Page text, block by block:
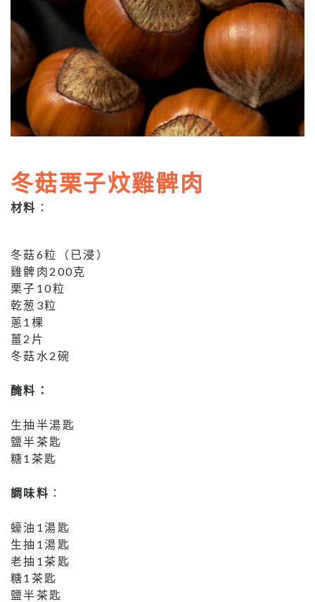
冬菇栗子炆雞髀肉
材料 ：
冬菇6粒（已浸）
雞髀肉200克
栗子10粒
乾葱3粒
蔥1棵
薑2片
冬菇水2碗
醃料：
生抽半湯匙
鹽半茶匙
糖1茶匙
調味料 ：
蠔油1湯匙
生抽1湯匙
老抽1茶匙
糖1茶匙
鹽半茶匙